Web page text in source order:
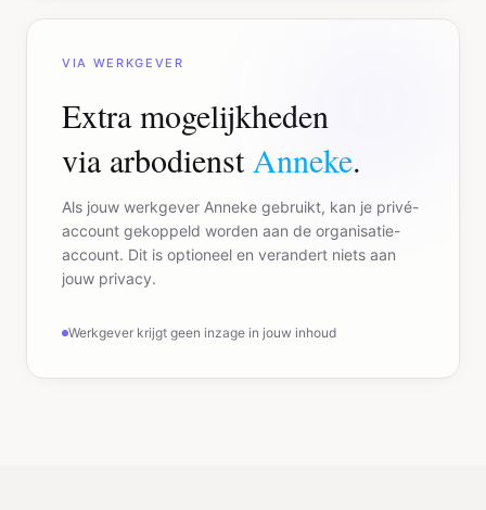
VIA WERKGEVER
Extra mogelijkheden
via arbodienst Anneke.
Als jouw werkgever Anneke gebruikt, kan je privé-
account gekoppeld worden aan de organisatie-
account. Dit is optioneel en verandert niets aan
jouw privacy.
Werkgever krijgt geen inzage in jouw inhoud